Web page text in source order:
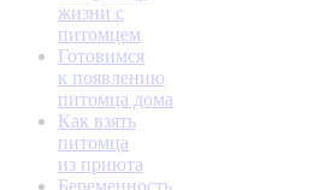
жизни с
питомцем
Готовимся
к появлению
питомца дома
Как взять
питомца
из приюта
Беременность